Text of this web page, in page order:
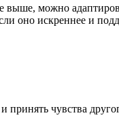
можно
оно искреннее и
чувства